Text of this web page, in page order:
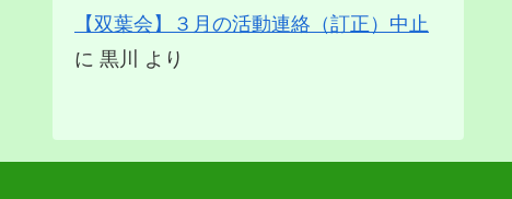
【双葉会】３月の活動連絡（訂正）中止
に 黒川 より